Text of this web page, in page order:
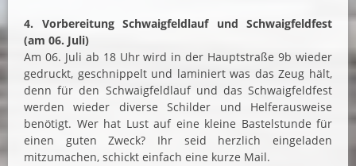
4. Vorbereitung Schwaigfeldlauf und Schwaigfeldfest
(am 06. Juli)
Am 06. Juli ab 18 Uhr wird in der Hauptstraße 9b wieder
gedruckt, geschnippelt und laminiert was das Zeug hält,
denn für den Schwaigfeldlauf und das Schwaigfeldfest
werden wieder diverse Schilder und Helferausweise
benötigt. Wer hat Lust auf eine kleine Bastelstunde für
einen guten Zweck? Ihr seid herzlich eingeladen
mitzumachen, schickt einfach eine kurze Mail.